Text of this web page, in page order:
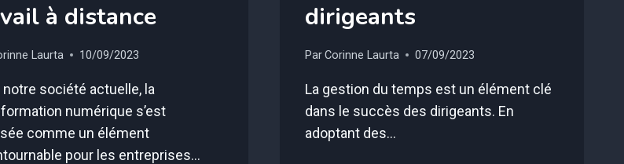
à distance
Laurta 10/09/2023
notre société actuelle, la
numérique s’est
comme un élément
pour les entreprises…
dirigeants
ParCorinne Laurta 07/09/2023
La gestion du temps est un élément clé
dans le succès des dirigeants. En
adoptant des…